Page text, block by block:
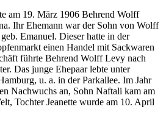
am 19. März 1906 Behrend Wolff
Ihr Ehemann war der Sohn von Wolff
Emanuel. Dieser hatte in der
einen Handel mit Sackwaren
führte Behrend Wolff Levy nach
Das junge Ehepaar lebte unter
u. a. in der Parkallee. Im Jahr
Nachwuchs an, Sohn Naftali kam am
Tochter Jeanette wurde am 10. April